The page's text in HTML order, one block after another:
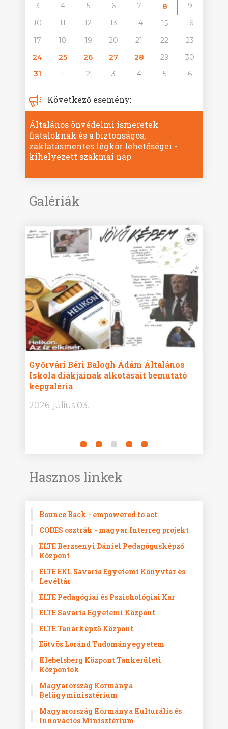
3
4 5 6 7 8
9
10
11 12 13 14 15
16
17
18 19 20 21 22
23
24
25 26 27 28 29
30
31
1 2 3 4 5 6
Következő esemény:
Általános önvédelmi ismeretek
fiataloknak és a biztonságos,
zaklatásmentes légkör lehetőségei -
kihelyezett szakmai nap
Galériák
Győrvári Béri Balogh Ádám Általános
Iskola diákjainak alkotásait bemutató
képgaléria
2026. július 03.
Hasznos linkek
Bounce Back - empowered to act
CODES osztrák - magyar Interreg projekt
ELTE Berzsenyi Dániel Pedagógusképző
Központ
ELTE EKL Savaria Egyetemi Könyvtár és
Levéltár
ELTE Pedagógiai és Pszichológiai Kar
ELTE Savaria Egyetemi Központ
ELTE Tanárképző Központ
Eötvös Loránd Tudományegyetem
Klebelsberg Központ Tankerületi
Központok
Magyarország Kormánya
Belügyminisztérium
Magyarország Kormánya Kulturális és
Innovációs Minisztérium